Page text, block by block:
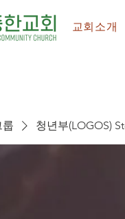
교회소개
룹 청년부(LOGOS)